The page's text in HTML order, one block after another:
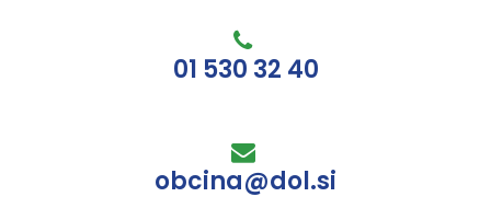
01 530 32 40
obcina@dol.si